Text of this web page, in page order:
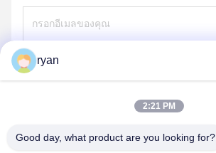
ryan
2:21 PM
Good day, what product are you looking for?